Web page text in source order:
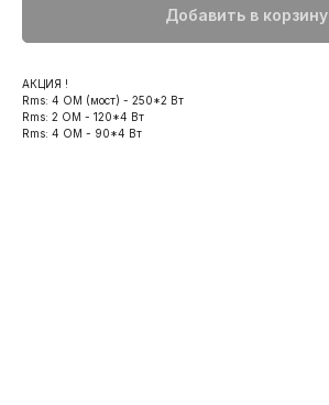
Добавить в корзину
АКЦИЯ !
Rms: 4 ОМ (мост) - 250*2 Вт
Rms: 2 ОМ - 120*4 Вт
Rms: 4 ОМ - 90*4 Вт